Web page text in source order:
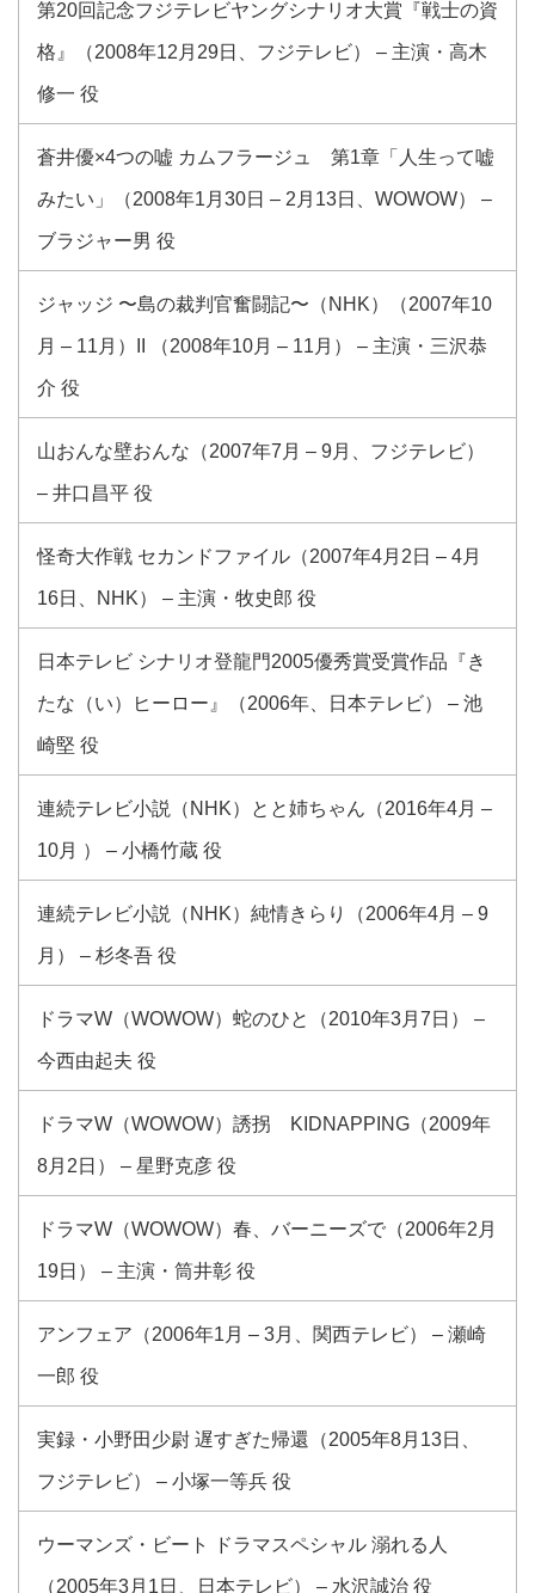
第20回記念フジテレビヤングシナリオ大賞『戦士の資
格』（2008年12月29日、フジテレビ） – 主演・高木
修一 役
蒼井優×4つの嘘 カムフラージュ 第1章「人生って嘘
みたい」（2008年1月30日 – 2月13日、WOWOW） –
ブラジャー男 役
ジャッジ 〜島の裁判官奮闘記〜（NHK）（2007年10
月 – 11月）II （2008年10月 – 11月） – 主演・三沢恭
介 役
山おんな壁おんな（2007年7月 – 9月、フジテレビ）
– 井口昌平 役
怪奇大作戦 セカンドファイル（2007年4月2日 – 4月
16日、NHK） – 主演・牧史郎 役
日本テレビ シナリオ登龍門2005優秀賞受賞作品『き
たな（い）ヒーロー』（2006年、日本テレビ） – 池
崎堅 役
連続テレビ小説（NHK）とと姉ちゃん（2016年4月 –
10月 ） – 小橋竹蔵 役
連続テレビ小説（NHK）純情きらり（2006年4月 – 9
月） – 杉冬吾 役
ドラマW（WOWOW）蛇のひと（2010年3月7日） –
今西由起夫 役
ドラマW（WOWOW）誘拐 KIDNAPPING（2009年
8月2日） – 星野克彦 役
ドラマW（WOWOW）春、バーニーズで（2006年2月
19日） – 主演・筒井彰 役
アンフェア（2006年1月 – 3月、関西テレビ） – 瀬崎
一郎 役
実録・小野田少尉 遅すぎた帰還（2005年8月13日、
フジテレビ） – 小塚一等兵 役
ウーマンズ・ビート ドラマスペシャル 溺れる人
（2005年3月1日、日本テレビ） – 水沢誠治 役